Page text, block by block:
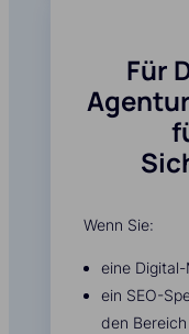
Für
Wenn Sie:
eine
ein SEO-
den